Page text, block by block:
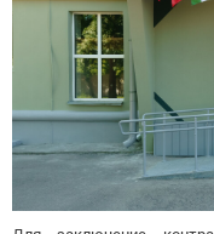
Для заключение